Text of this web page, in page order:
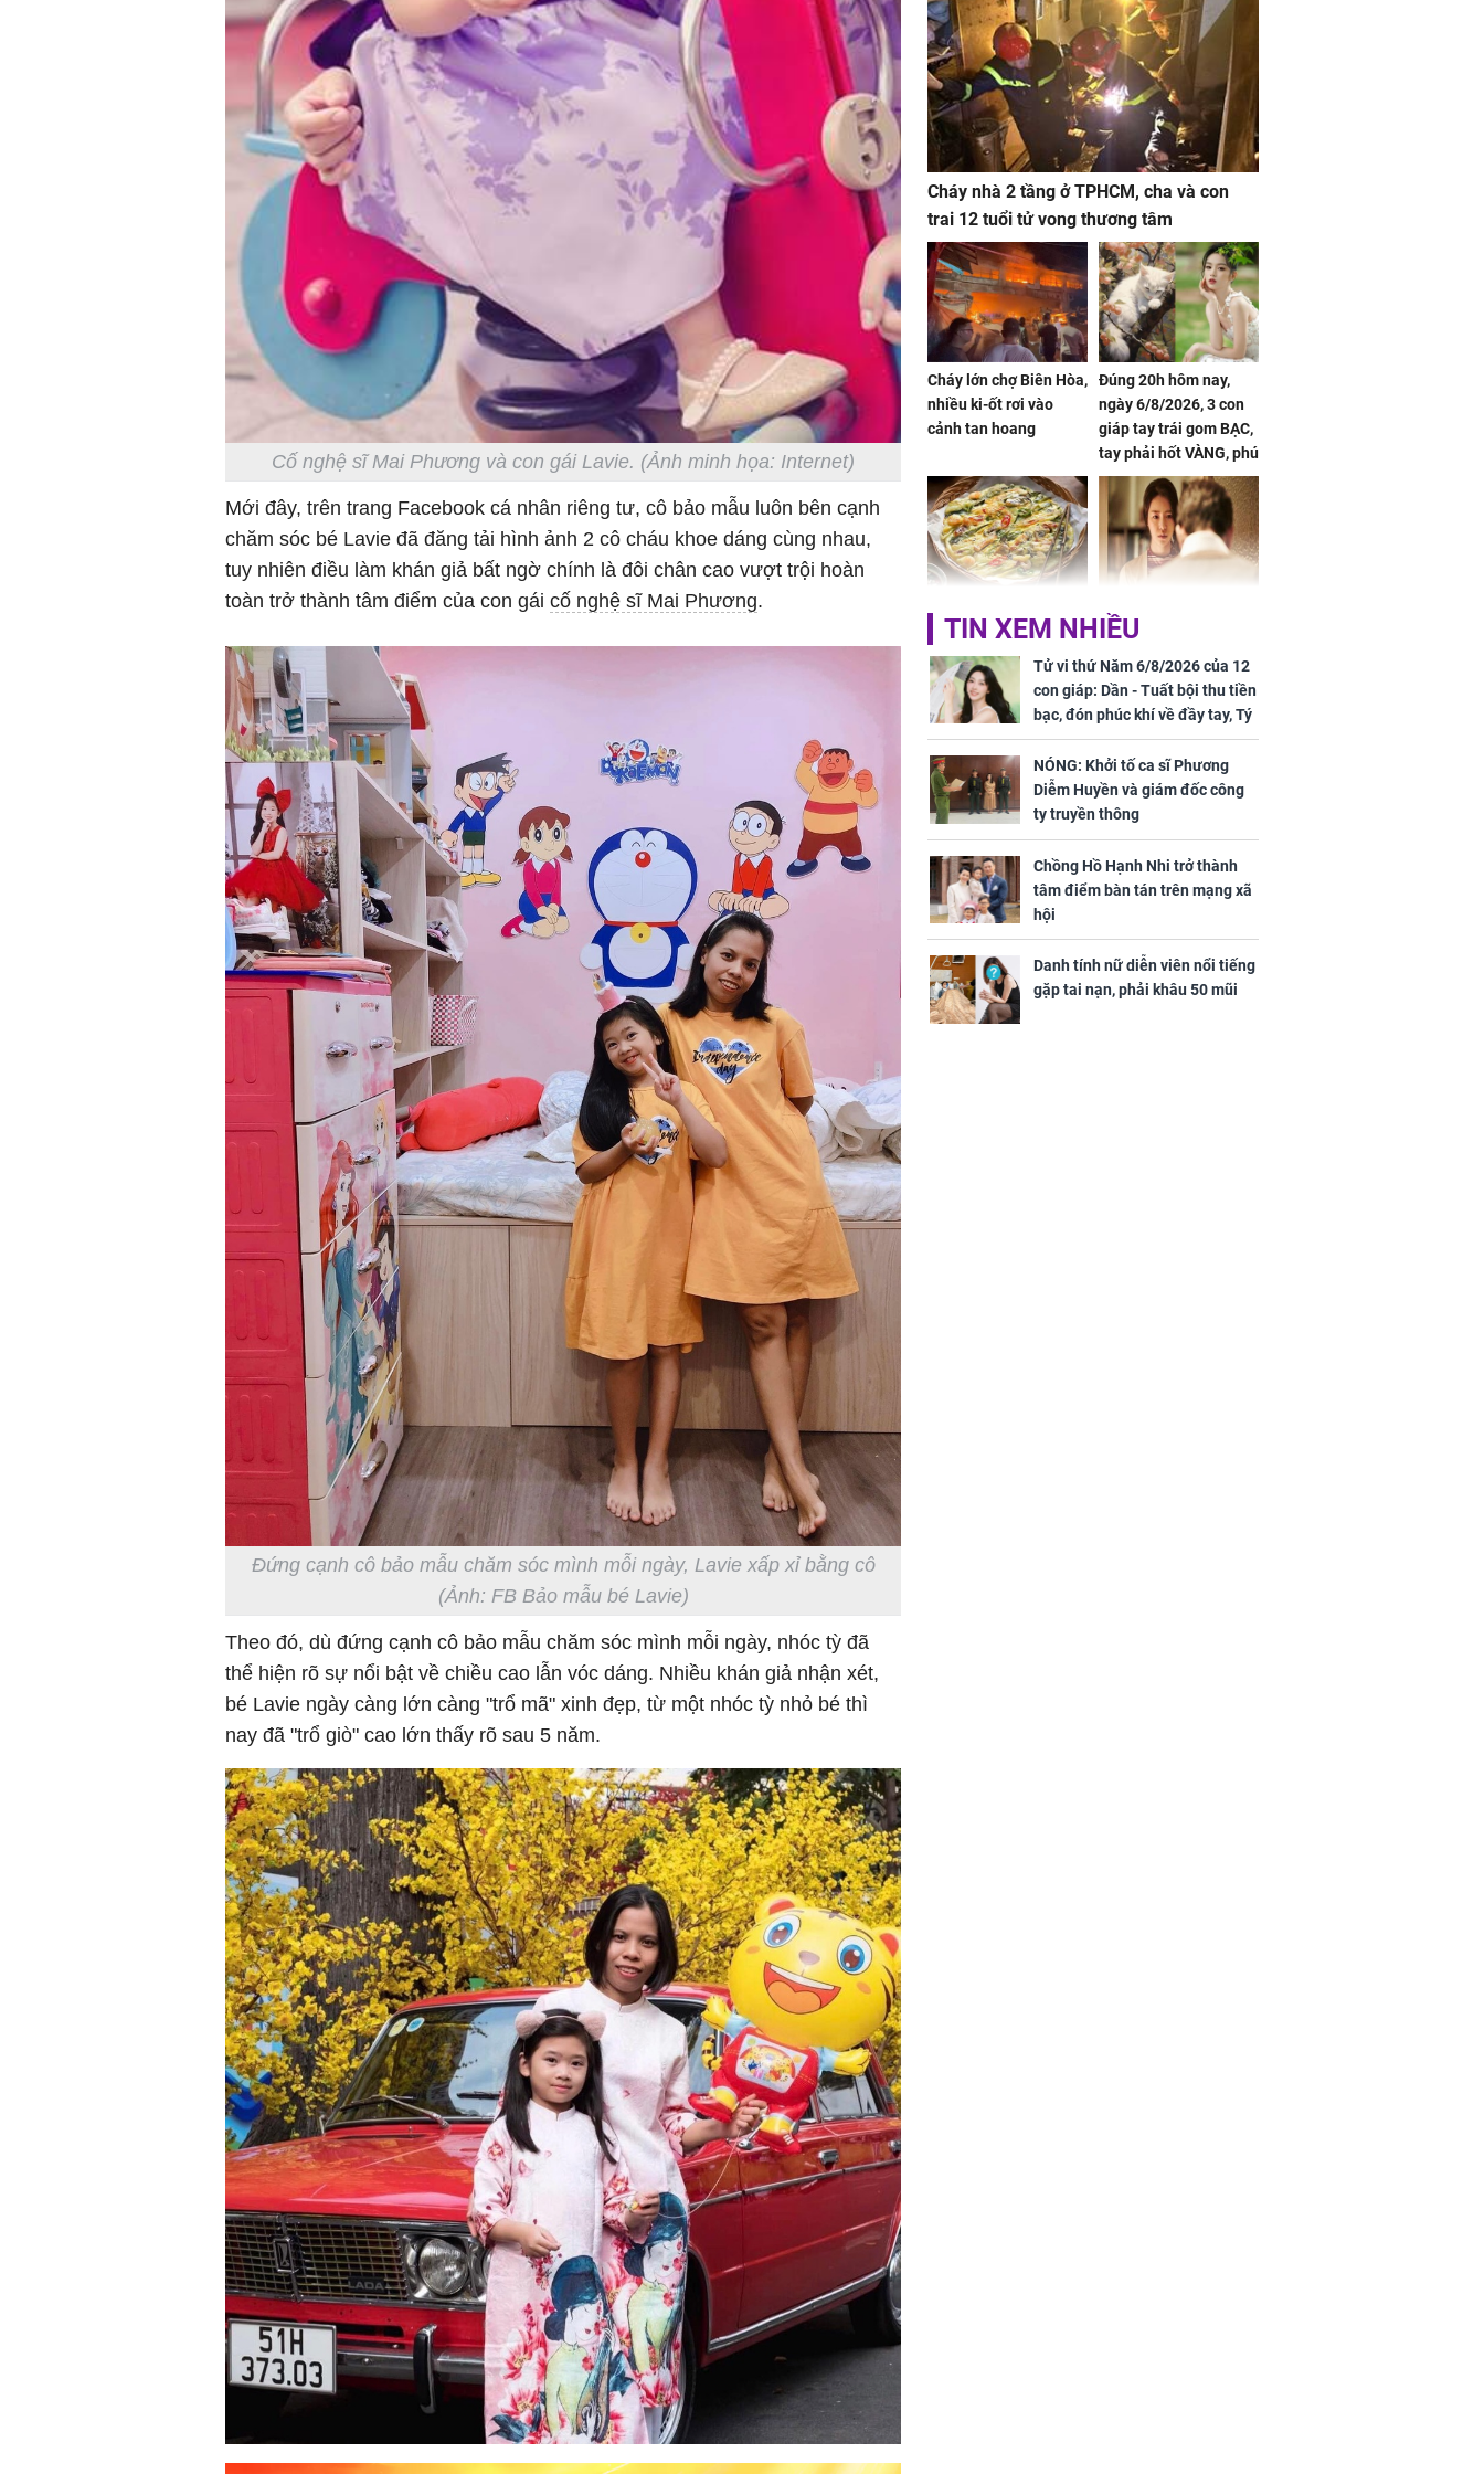
Cố nghệ sĩ Mai Phương và con gái Lavie. (Ảnh minh họa: Internet)
Mới đây, trên trang Facebook cá nhân riêng tư, cô bảo mẫu luôn bên cạnh
chăm sóc bé Lavie đã đăng tải hình ảnh 2 cô cháu khoe dáng cùng nhau,
tuy nhiên điều làm khán giả bất ngờ chính là đôi chân cao vượt trội hoàn
toàn trở thành tâm điểm của con gái cố nghệ sĩ Mai Phương.
Đứng cạnh cô bảo mẫu chăm sóc mình mỗi ngày, Lavie xấp xỉ bằng cô
(Ảnh: FB Bảo mẫu bé Lavie)
Theo đó, dù đứng cạnh cô bảo mẫu chăm sóc mình mỗi ngày, nhóc tỳ đã
thể hiện rõ sự nổi bật về chiều cao lẫn vóc dáng. Nhiều khán giả nhận xét,
bé Lavie ngày càng lớn càng "trổ mã" xinh đẹp, từ một nhóc tỳ nhỏ bé thì
nay đã "trổ giò" cao lớn thấy rõ sau 5 năm.
Cháy nhà 2 tầng ở TPHCM, cha và con
trai 12 tuổi tử vong thương tâm
Cháy lớn chợ Biên Hòa,
nhiều ki-ốt rơi vào
cảnh tan hoang
Đúng 20h hôm nay,
ngày 6/8/2026, 3 con
giáp tay trái gom BẠC,
tay phải hốt VÀNG, phú
quý ngập nhà, của cải
chất đầy kho
Không ngờ loại rau chỉ
vài nghìn ở chợ lại có
nhiều công dụng tốt
cho sức khỏe
Vừa ly hôn, vợ cũ sinh
đứa con giống mình
như đúc nhưng bí mật
phía sau gây sốc
Tử vi thứ Sáu
7/8/2026 của 12 con
giáp: Dần - Tuất tiền
bạc đầy túi, sự nghiệp
phát triển hưng thịnh,
Mão - Thân tài lộc ảm
TIN XEM NHIỀU
Tử vi thứ Năm 6/8/2026 của 12
con giáp: Dần - Tuất bội thu tiền
bạc, đón phúc khí về đầy tay, Tý
- Mão công việc khó khăn, tiền
bạc đội nón ra đi
NÓNG: Khởi tố ca sĩ Phương
Diễm Huyền và giám đốc công
ty truyền thông
Chồng Hồ Hạnh Nhi trở thành
tâm điểm bàn tán trên mạng xã
hội
Danh tính nữ diễn viên nổi tiếng
gặp tai nạn, phải khâu 50 mũi